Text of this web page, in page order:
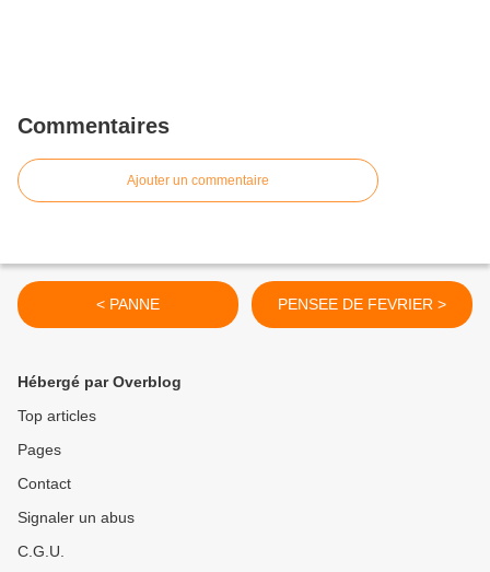
Commentaires
Ajouter un commentaire
< PANNE PENSEE DE FEVRIER >
Hébergé par Overblog
Top articles
Pages
Contact
Signaler un abus
C.G.U.